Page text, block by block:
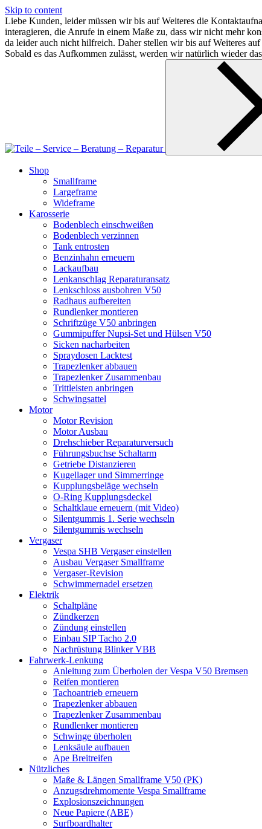
Skip to content
Liebe Kunden, leider müssen wir bis auf Weiteres die
interagieren, die Anrufe in einem Maße zu, dass wir nicht mehr
da leider auch nicht hilfreich. Daher stellen wir bis auf Weiteres
Sobald es das Aufkommen zulässt, werden wir natürlich wieder
Shop
Smallframe
Largeframe
Wideframe
Karosserie
Bodenblech einschweißen
Bodenblech verzinnen
Tank entrosten
Benzinhahn erneuern
Lackaufbau
Lenkanschlag Reparaturansatz
Lenkschloss ausbohren V50
Radhaus aufbereiten
Rundlenker montieren
Schriftzüge V50 anbringen
Gummipuffer Nupsi-Set und Hülsen V50
Sicken nacharbeiten
Spraydosen Lacktest
Trapezlenker abbauen
Trapezlenker Zusammenbau
Trittleisten anbringen
Schwingsattel
Motor
Motor Revision
Motor Ausbau
Drehschieber Reparaturversuch
Führungsbuchse Schaltarm
Getriebe Distanzieren
Kugellager und Simmerringe
Kupplungsbeläge wechseln
O-Ring Kupplungsdeckel
Schaltklaue erneuern (mit Video)
Silentgummis 1. Serie wechseln
Silentgummis wechseln
Vergaser
Vespa SHB Vergaser einstellen
Ausbau Vergaser Smallframe
Vergaser-Revision
Schwimmernadel ersetzen
Elektrik
Schaltpläne
Zündkerzen
Zündung einstellen
Einbau SIP Tacho 2.0
Nachrüstung Blinker VBB
Fahrwerk-Lenkung
Anleitung zum Überholen der Vespa V50 Bremsen
Reifen montieren
Tachoantrieb erneuern
Trapezlenker abbauen
Trapezlenker Zusammenbau
Rundlenker montieren
Schwinge überholen
Lenksäule aufbauen
Ape Breitreifen
Nützliches
Maße & Längen Smallframe V50 (PK)
Anzugsdrehmomente Vespa Smallframe
Explosionszeichnungen
Neue Papiere (ABE)
Surfboardhalter